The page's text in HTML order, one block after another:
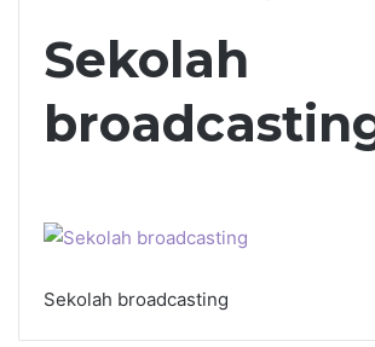
Sekolah
Sekolah broadcasting